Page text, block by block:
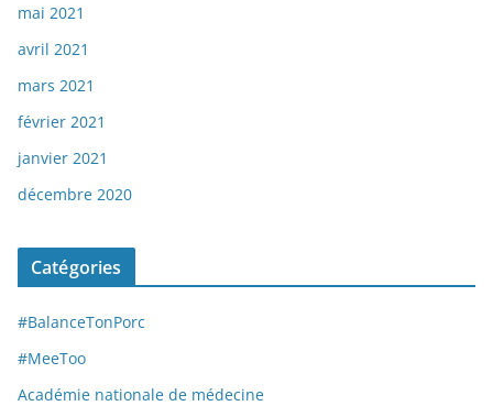
mai 2021
avril 2021
mars 2021
février 2021
janvier 2021
décembre 2020
Catégories
#BalanceTonPorc
#MeeToo
Académie nationale de médecine